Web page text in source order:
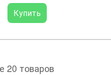
Купить
20 товаров